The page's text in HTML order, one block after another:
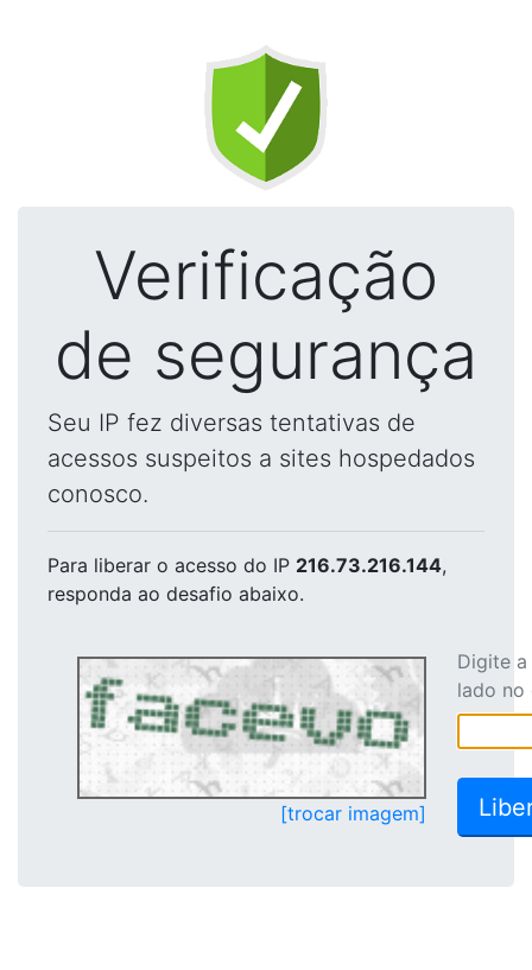
Verificação
de segurança
Seu IP fez diversas tentativas de
acessos suspeitos a sites hospedados
conosco.
Para liberar o acesso do IP 216.73.216.144,
responda ao desafio abaixo.
[trocar imagem]
Digite
lado no